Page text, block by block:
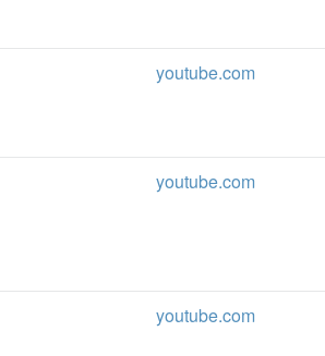
youtube.com
youtube.com
youtube.com